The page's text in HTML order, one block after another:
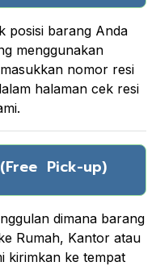
posisi barang Anda
menggunakan
nomor resi
halaman cek resi
Pick-up)
dimana barang
Rumah, Kantor atau
kirimkan ke tempat